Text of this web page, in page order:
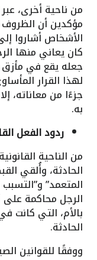
من ناحية أخرى،
مؤكدين أن
الأشخاص أشاروا
كان يعاني منها
جعله يقع في
لهذا القرار
جزءًا من معاناته،
به.
ردود الفعل
من الناحية
الحادثة، وأُلقي
المتعمد”
الرجل محاكمة
بالأم، التي كانت
الحادثة.
ووفقًا للقوانين